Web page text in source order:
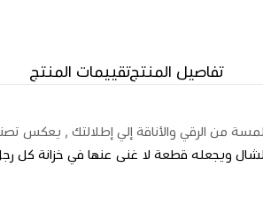
تفاصيل المنتجتقييمات المنتج
من الرقي والأناقة إلي إطلالتك , يعكس
ويجعله قطعة لا غنى عنها في خزانة كل